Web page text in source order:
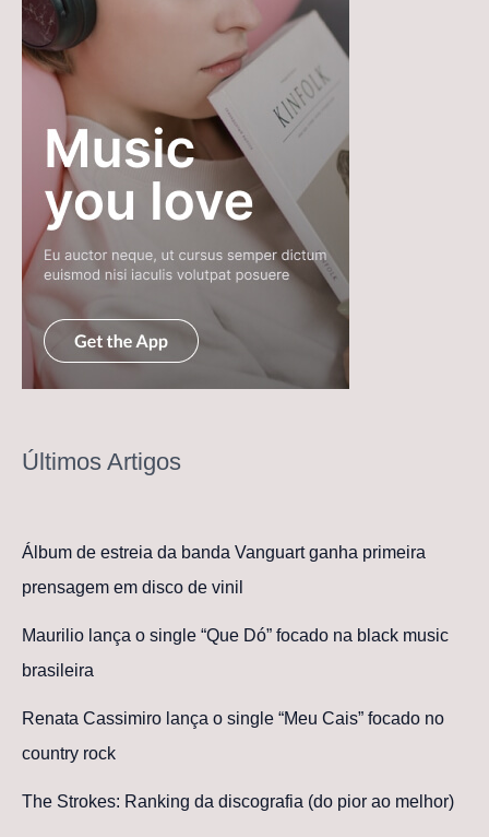
Últimos Artigos
Álbum de estreia da banda Vanguart ganha primeira
prensagem em disco de vinil
Maurilio lança o single “Que Dó” focado na black music
brasileira
Renata Cassimiro lança o single “Meu Cais” focado no
country rock
The Strokes: Ranking da discografia (do pior ao melhor)